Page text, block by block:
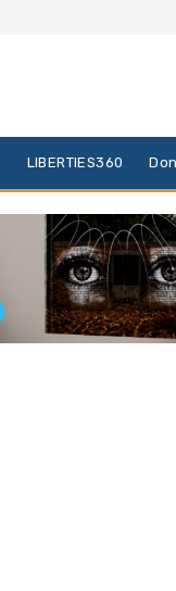
LIBERTIES360